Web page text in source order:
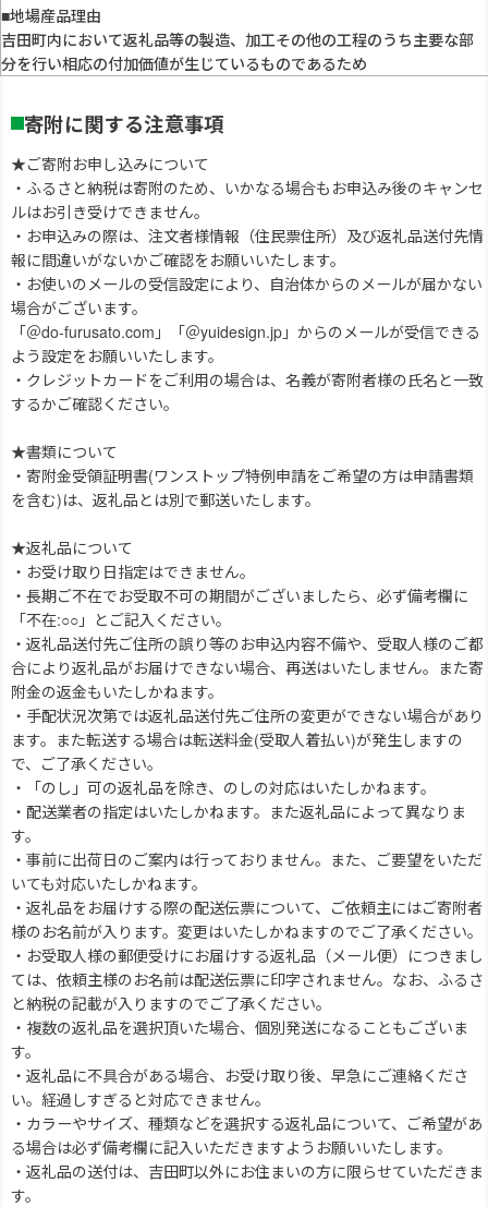
■地場産品理由
吉田町内において返礼品等の製造、加工その他の工程のうち主要な部
分を行い相応の付加価値が生じているものであるため
寄附に関する注意事項
★ご寄附お申し込みについて
・ふるさと納税は寄附のため、いかなる場合もお申込み後のキャンセ
ルはお引き受けできません。
・お申込みの際は、注文者様情報（住民票住所）及び返礼品送付先情
報に間違いがないかご確認をお願いいたします。
・お使いのメールの受信設定により、自治体からのメールが届かない
場合がございます。
「＠do-furusato.com」「＠yuidesign.jp」からのメールが受信できる
よう設定をお願いいたします。
・クレジットカードをご利用の場合は、名義が寄附者様の氏名と一致
するかご確認ください。
★書類について
・寄附金受領証明書(ワンストップ特例申請をご希望の方は申請書類
を含む)は、返礼品とは別で郵送いたします。
★返礼品について
・お受け取り日指定はできません。
・長期ご不在でお受取不可の期間がございましたら、必ず備考欄に
「不在:○○」とご記入ください。
・返礼品送付先ご住所の誤り等のお申込内容不備や、受取人様のご都
合により返礼品がお届けできない場合、再送はいたしません。また寄
附金の返金もいたしかねます。
・手配状況次第では返礼品送付先ご住所の変更ができない場合があり
ます。また転送する場合は転送料金(受取人着払い)が発生しますの
で、ご了承ください。
・「のし」可の返礼品を除き、のしの対応はいたしかねます。
・配送業者の指定はいたしかねます。また返礼品によって異なりま
す。
・事前に出荷日のご案内は行っておりません。また、ご要望をいただ
いても対応いたしかねます。
・返礼品をお届けする際の配送伝票について、ご依頼主にはご寄附者
様のお名前が入ります。変更はいたしかねますのでご了承ください。
・お受取人様の郵便受けにお届けする返礼品（メール便）につきまし
ては、依頼主様のお名前は配送伝票に印字されません。なお、ふるさ
と納税の記載が入りますのでご了承ください。
・複数の返礼品を選択頂いた場合、個別発送になることもございま
す。
・返礼品に不具合がある場合、お受け取り後、早急にご連絡くださ
い。経過しすぎると対応できません。
・カラーやサイズ、種類などを選択する返礼品について、ご希望があ
る場合は必ず備考欄に記入いただきますようお願いいたします。
・返礼品の送付は、吉田町以外にお住まいの方に限らせていただきま
す。